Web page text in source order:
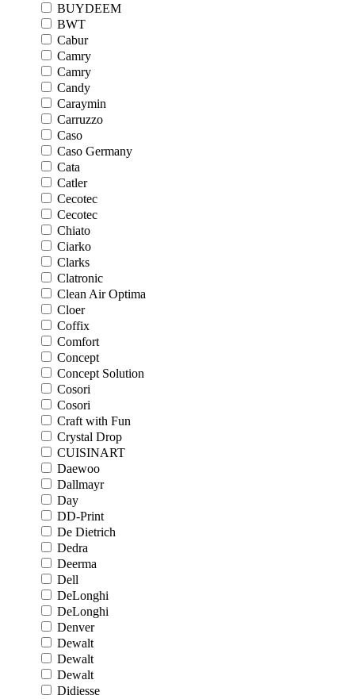
BUYDEEM
BWT
Cabur
Camry
Camry
Candy
Caraymin
Carruzzo
Caso
Caso Germany
Cata
Catler
Cecotec
Cecotec
Chiato
Ciarko
Clarks
Clatronic
Clean Air Optima
Cloer
Coffix
Comfort
Concept
Concept Solution
Cosori
Cosori
Craft with Fun
Crystal Drop
CUISINART
Daewoo
Dallmayr
Day
DD-Print
De Dietrich
Dedra
Deerma
Dell
DeLonghi
DeLonghi
Denver
Dewalt
Dewalt
Dewalt
Didiesse